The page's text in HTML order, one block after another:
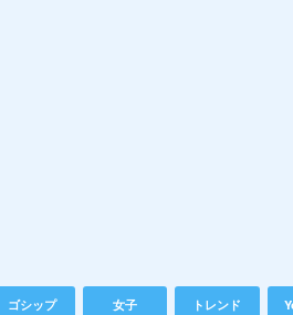
ゴシップ 女子 トレンド